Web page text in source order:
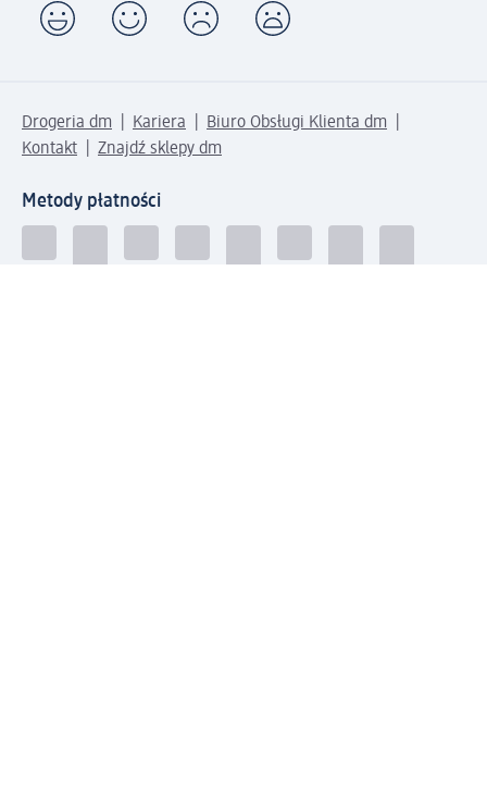
Drogeria dm Kariera
Biuro Obsługi Klienta dm
Kontakt
Znajdź sklepy dm
Metody płatności